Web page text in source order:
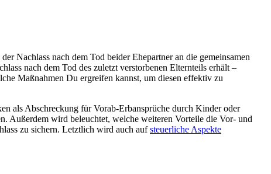
Nachlass nach dem Tod beider Ehepartner an die gemeinsamen
nach dem Tod des zuletzt verstorbenen Elternteils erhält –
Maßnahmen Du ergreifen kannst, um diesen effektiv zu
als Abschreckung für Vorab-Erbansprüche durch Kinder oder
Außerdem wird beleuchtet, welche weiteren Vorteile die Vor- und
zu sichern. Letztlich wird auch aufsteuerliche Aspekte